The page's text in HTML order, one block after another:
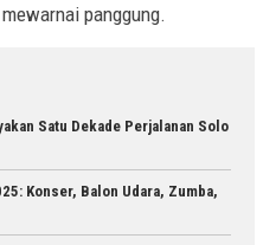
panggung.
Satu Dekade Perjalanan Solo
Konser, Balon Udara, Zumba,